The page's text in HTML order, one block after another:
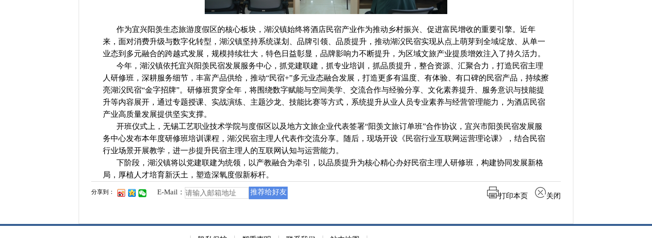
作为宜兴阳羡生态旅游度假区的核心板块，湖㳇镇始终将酒店民宿产业作为推动乡村振兴、促进富民增收的重要引擎。近年
来，面对消费升级与数字化转型，湖㳇镇坚持系统谋划、品牌引领、品质提升，推动湖㳇民宿实现从点上萌芽到全域绽放、从单一
业态到多元融合的跨越式发展，规模持续壮大，特色日益彰显，品牌影响力不断提升，为区域文旅产业提质增效注入了持久活力。
今年，湖㳇镇依托宜兴阳羡民宿发展服务中心，抓党建联建，抓专业培训，抓品质提升，整合资源、汇聚合力，打造民宿主理
人研修班，深耕服务细节，丰富产品供给，推动“民宿+”多元业态融合发展，打造更多有温度、有体验、有口碑的民宿产品，持续擦
亮湖㳇民宿“金字招牌”。研修班贯穿全年，将围绕数字赋能与空间美学、交流合作与经验分享、文化素养提升、服务意识与技能提
升等内容展开，通过专题授课、实战演练、主题沙龙、技能比赛等方式，系统提升从业人员专业素养与经营管理能力，为酒店民宿
产业高质量发展提供坚实支撑。
开班仪式上，无锡工艺职业技术学院与度假区以及地方文旅企业代表签署“阳羡文旅订单班”合作协议，宜兴市阳羡民宿发展服
务中心发布本年度研修班培训课程，湖㳇民宿主理人代表作交流分享。随后，现场开设《民宿行业互联网运营理论课》，结合民宿
行业场景开展教学，进一步提升民宿主理人的互联网认知与运营能力。
下阶段，湖㳇镇将以党建联建为统领，以产教融合为牵引，以品质提升为核心精心办好民宿主理人研修班，构建协同发展新格
局，厚植人才培育新沃土，塑造深氧度假新标杆。
分享到： E-Mail： 推荐给好友 打印本页 关闭